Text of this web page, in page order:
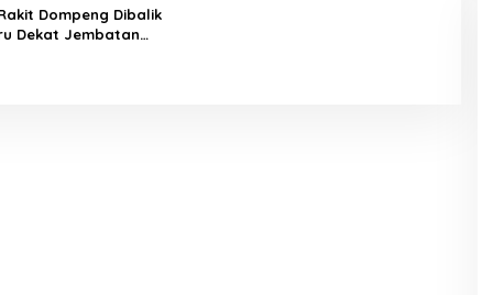
Dompeng Dibalik
Dekat Jembatan